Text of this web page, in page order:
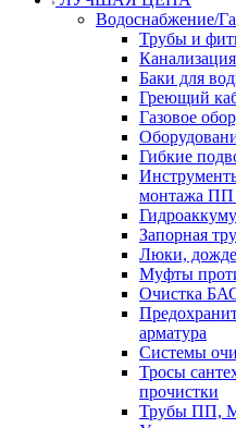
Водоснабжение/
Трубы и
Канализация
Баки для
Греющий
Газовое
Гибкие
монтажа ПП
Запорная
Люки,
Муфты
Очистка
арматура
Системы
Тросы
прочистки
Трубы ПП,